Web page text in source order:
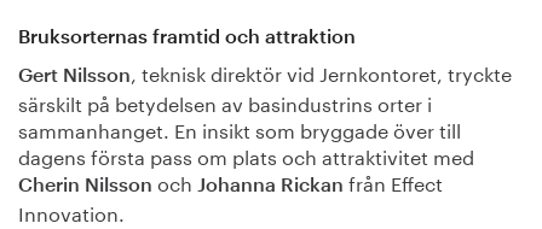
Bruksorternas framtid och attraktion
Gert Nilsson, teknisk direktör vid Jernkontoret, tryckte
särskilt på betydelsen av basindustrins orter i
sammanhanget. En insikt som bryggade över till
dagens första pass om plats och attraktivitet med
Cherin Nilsson och Johanna Rickan från Effect
Innovation.